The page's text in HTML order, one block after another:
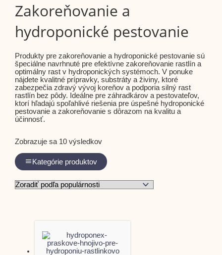
Zakoreňovanie a
hydroponické pestovanie
Produkty pre zakoreňovanie a hydroponické pestovanie sú
špeciálne navrhnuté pre efektívne zakoreňovanie rastlín a
optimálny rast v hydroponických systémoch. V ponuke
nájdete kvalitné prípravky, substráty a živiny, ktoré
zabezpečia zdravý vývoj koreňov a podporia silný rast
rastlín bez pôdy. Ideálne pre záhradkárov a pestovateľov,
ktorí hľadajú spoľahlivé riešenia pre úspešné hydroponické
pestovanie a zakoreňovanie s dôrazom na kvalitu a
účinnosť.
Zobrazuje sa 10 výsledkov
Kategórie produktov